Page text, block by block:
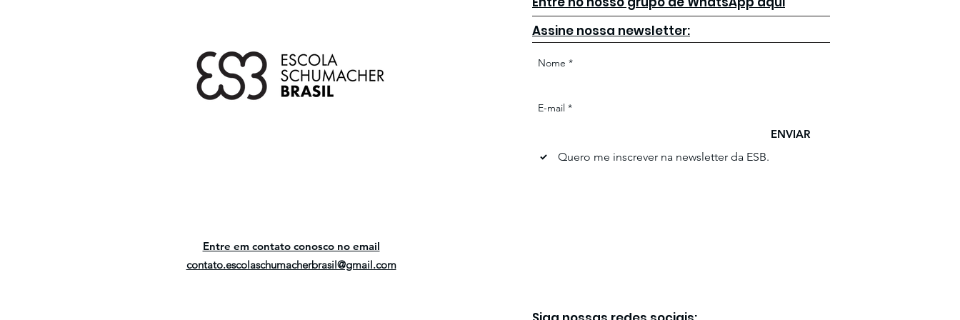
Congresso de pedagogia
Confluência
Assine nossa newsletter:
Nome *
E-mail *
ENVIAR
Quero me inscrever na newsletter da ESB.
Entre em contato conosco no email
contato.escolaschumacherbrasil@gmail.com